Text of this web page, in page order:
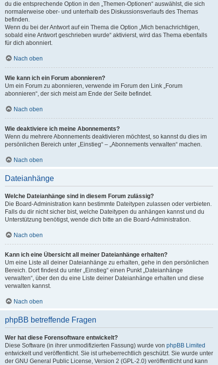
du die entsprechende Option in den „Themen-Optionen“ auswählst, die sich
normalerweise ober- und unterhalb des Diskussionsverlaufs des Themas
befinden.
Wenn du bei der Antwort auf ein Thema die Option „Mich benachrichtigen,
sobald eine Antwort geschrieben wurde“ aktivierst, wird das Thema ebenfalls
für dich abonniert.
Nach oben
Wie kann ich ein Forum abonnieren?
Um ein Forum zu abonnieren, verwende im Forum den Link „Forum
abonnieren“, der sich meist am Ende der Seite befindet.
Nach oben
Wie deaktiviere ich meine Abonnements?
Wenn du mehrere Abonnements deaktivieren möchtest, so kannst du dies im
persönlichen Bereich unter „Einstieg“ – „Abonnements verwalten“ machen.
Nach oben
Dateianhänge
Welche Dateianhänge sind in diesem Forum zulässig?
Die Board-Administration kann bestimmte Dateitypen zulassen oder verbieten.
Falls du dir nicht sicher bist, welche Dateitypen du anhängen kannst und du
Unterstützung benötigst, wende dich bitte an die Board-Administration.
Nach oben
Kann ich eine Übersicht all meiner Dateianhänge erhalten?
Um eine Liste all deiner Dateianhänge zu erhalten, gehe in den persönlichen
Bereich. Dort findest du unter „Einstieg“ einen Punkt „Dateianhänge
verwalten“, über den du eine Liste deiner Dateianhänge erhalten und diese
verwalten kannst.
Nach oben
phpBB betreffende Fragen
Wer hat diese Forensoftware entwickelt?
Diese Software (in ihrer unmodifizierten Fassung) wurde von phpBB Limited
entwickelt und veröffentlicht. Sie ist urheberrechtlich geschützt. Sie wurde unter
der GNU General Public License, Version 2 (GPL-2.0) veröffentlicht und kann